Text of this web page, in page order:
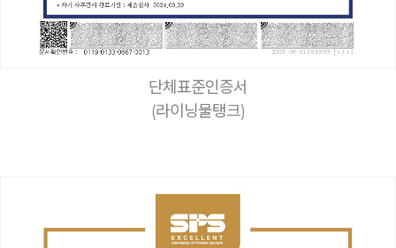
단체표준인증서
(라이닝물탱크)